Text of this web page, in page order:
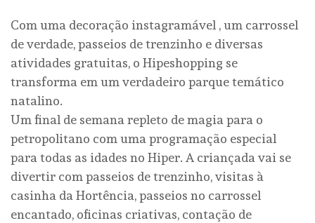
Com uma decoração instagramável , um carrossel
de verdade, passeios de trenzinho e diversas
atividades gratuitas, o Hipeshopping se
transforma em um verdadeiro parque temático
natalino.
Um final de semana repleto de magia para o
petropolitano com uma programação especial
para todas as idades no Hiper. A criançada vai se
divertir com passeios de trenzinho, visitas à
casinha da Hortência, passeios no carrossel
encantado, oficinas criativas, contação de